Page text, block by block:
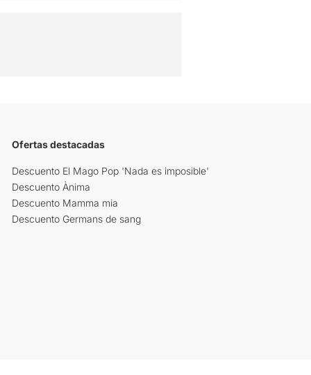
Ofertas destacadas
Descuento El Mago Pop 'Nada es imposible'
Descuento Ànima
Descuento Mamma mia
Descuento Germans de sang